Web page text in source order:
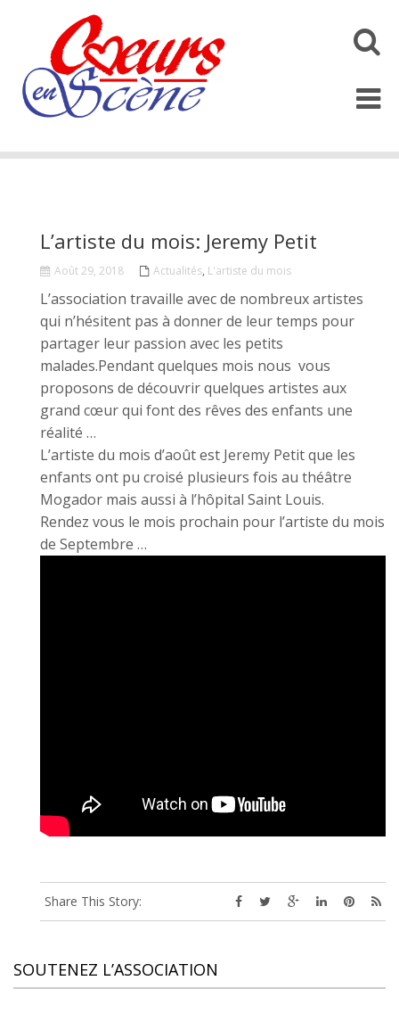
search
L’artiste du mois: Jeremy Petit
Août 29, 2018 Actualités, L'artiste du mois
L’association travaille avec de nombreux artistes
qui n’hésitent pas à donner de leur temps pour
partager leur passion avec les petits
malades.Pendant quelques mois nous vous
proposons de découvrir quelques artistes aux
grand cœur qui font des rêves des enfants une
réalité …
L’artiste du mois d’août est Jeremy Petit que les
enfants ont pu croisé plusieurs fois au théâtre
Mogador mais aussi à l’hôpital Saint Louis.
Rendez vous le mois prochain pour l’artiste du mois
de Septembre …
Share This Story:
SOUTENEZ L’ASSOCIATION